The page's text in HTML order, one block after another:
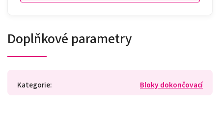
Doplňkové parametry
Kategorie: Bloky dokončovací